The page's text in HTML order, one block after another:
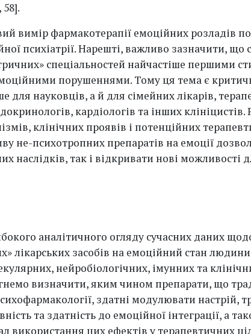
вимір фармакотерапії емоційних розладів
психіатрії. Нарешті, важливо зазначити, що
спеціальностей найчастіше першими
порушеннями. Тому ця тема є
науковців, а й для сімейних лікарів,
кардіологів та інших клініцистів.
клінічних проявів і потенційних
не-психотропних препаратів на емоції
наслідків, так і відкривати нові можливості
аналітичного огляду сучасних даних
лікарських засобів на емоційний стан
нейробіологічних, імунних та
визначити, яким чином препарати, що
здатні модулювати настрій,
та здатність до емоційної інтеграції, а
використання цих ефектів у терапевтичних